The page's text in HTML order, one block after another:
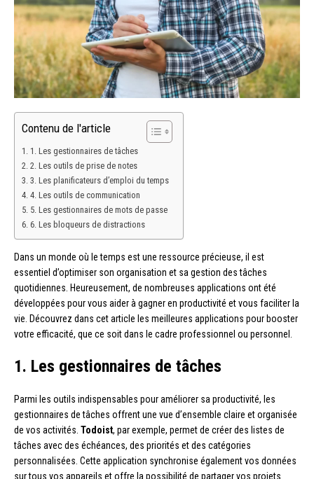
Contenu de l'article
1. Les gestionnaires de tâches
2. Les outils de prise de notes
3. Les planificateurs d’emploi du temps
4. Les outils de communication
5. Les gestionnaires de mots de passe
6. Les bloqueurs de distractions
Dans un monde où le temps est une ressource précieuse, il est
essentiel d’optimiser son organisation et sa gestion des tâches
quotidiennes. Heureusement, de nombreuses applications ont été
développées pour vous aider à gagner en productivité et vous faciliter la
vie. Découvrez dans cet article les meilleures applications pour booster
votre efficacité, que ce soit dans le cadre professionnel ou personnel.
1. Les gestionnaires de tâches
Parmi les outils indispensables pour améliorer sa productivité, les
gestionnaires de tâches offrent une vue d’ensemble claire et organisée
de vos activités. Todoist, par exemple, permet de créer des listes de
tâches avec des échéances, des priorités et des catégories
personnalisées. Cette application synchronise également vos données
sur tous vos appareils et offre la possibilité de partager vos projets